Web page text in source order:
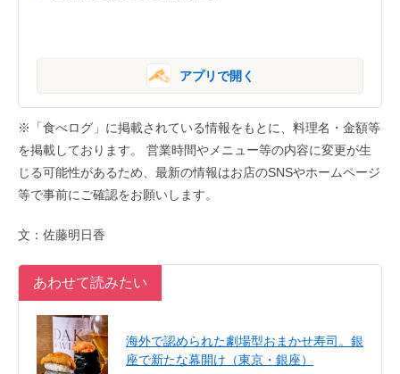
アプリで開く
※「食べログ」に掲載されている情報をもとに、料理名・金額等
を掲載しております。 営業時間やメニュー等の内容に変更が生
じる可能性があるため、最新の情報はお店のSNSやホームページ
等で事前にご確認をお願いします。
文：佐藤明日香
あわせて読みたい
海外で認められた劇場型おまかせ寿司。銀
座で新たな幕開け（東京・銀座）